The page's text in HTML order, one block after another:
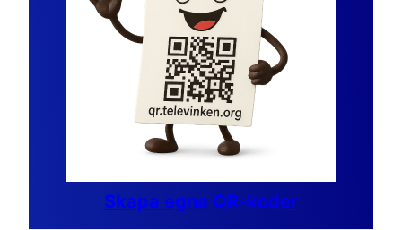
Skapa egna QR-koder